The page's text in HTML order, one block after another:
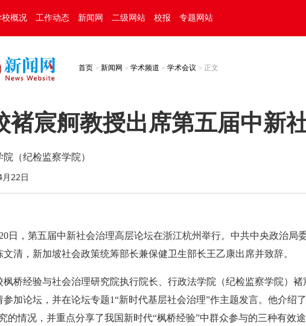
校概况 工作动态 新闻网 二级网站 校报 专题网站
首页 新闻网 学术频道 学术会议 正文
褚宸舸教授出席第五届中新
（纪检监察学院）
22日
日，第五届中新社会治理高层论坛在浙江杭州举行。中共中央政治局
文清，新加坡社会政策统筹部长兼保健卫生部长王乙康出席并致辞。
枫桥经验与社会治理研究院执行院长、行政法学院（纪检监察学院）褚
参加论坛，并在论坛专题1“新时代基层社会治理”作主题发言。他介绍
的情况，并重点分享了我国新时代“枫桥经验”中群众参与的三种有效途